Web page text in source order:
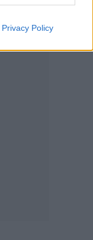
Privacy Policy